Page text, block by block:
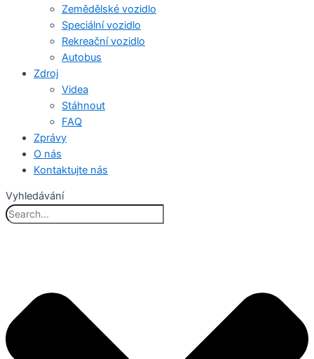
Zemědělské vozidlo
Speciální vozidlo
Rekreační vozidlo
Autobus
Zdroj
Videa
Stáhnout
FAQ
Zprávy
O nás
Kontaktujte nás
Vyhledávání